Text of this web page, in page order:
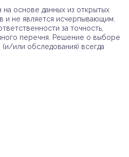
основе данных из открытых
и не является исчерпывающим.
за точность,
перечня. Решение о выборе
или обследования) всегда